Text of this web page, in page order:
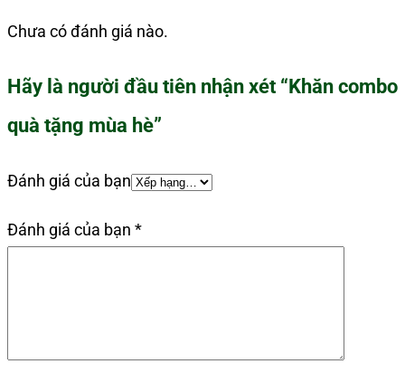
Chưa có đánh giá nào.
Hãy là người đầu tiên nhận xét “Khăn combo
quà tặng mùa hè”
Đánh giá của bạn
Đánh giá của bạn *